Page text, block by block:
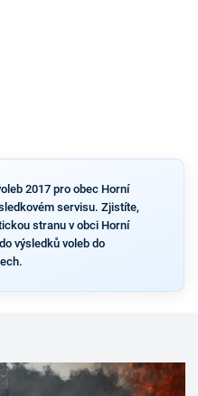
2017 pro obec Horní
servisu. Zjistíte,
stranu v obci Horní
výsledků voleb do